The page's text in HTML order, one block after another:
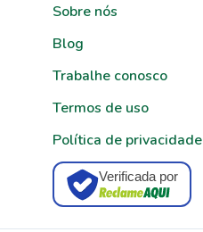
Sobre nós
Blog
Trabalhe conosco
Termos de uso
Política de privacidade
Verificada por